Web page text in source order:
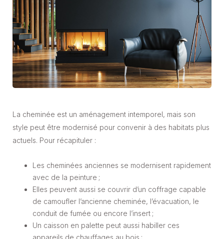
La cheminée est un aménagement intemporel, mais son
style peut être modernisé pour convenir à des habitats plus
actuels. Pour récapituler :
Les cheminées anciennes se modernisent rapidement
avec de la peinture ;
Elles peuvent aussi se couvrir d’un coffrage capable
de camoufler l’ancienne cheminée, l’évacuation, le
conduit de fumée ou encore l’insert ;
Un caisson en palette peut aussi habiller ces
appareils de chauffages au bois ;